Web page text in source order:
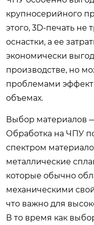
крупносерийного
этого, 3D-печать не
оснастки, а ее
экономически
производстве, но
проблемами
объемах.
Выбор материалов
Обработка на ЧПУ
спектром
металлические
которые обычно
механическими
что важно для
В то время как